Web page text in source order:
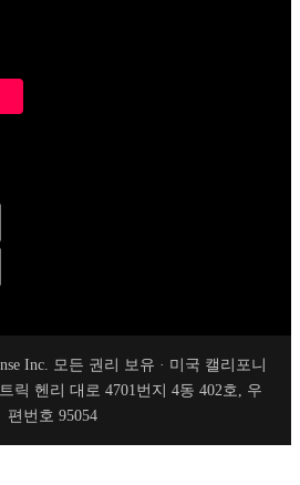
Inc. 모든 권리 보유 · 미국 캘리포니
릭 헨리 대로 4701번지 4동 402호, 우
편번호 95054